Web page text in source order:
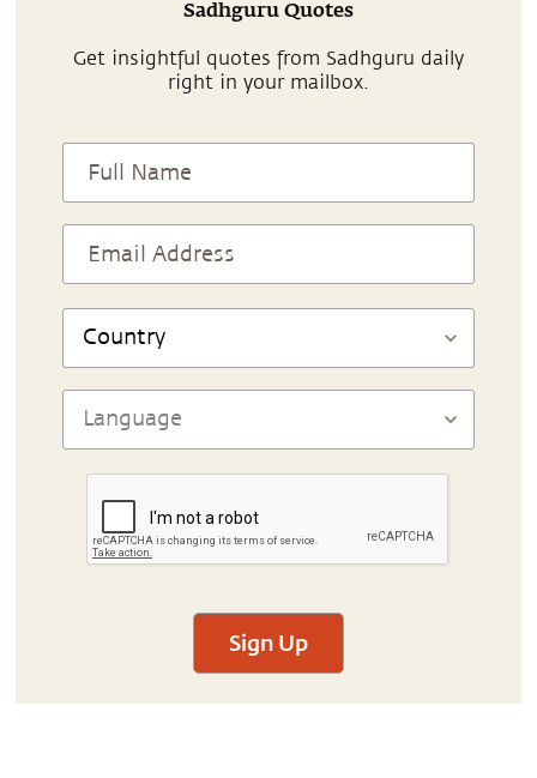
Sadhguru Quotes
Get insightful quotes from Sadhguru daily
right in your mailbox.
Sign Up